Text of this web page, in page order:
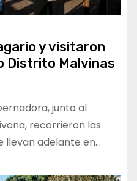
y visitaron
Distrito Malvinas
junto al
recorrieron las
llevan adelante en…